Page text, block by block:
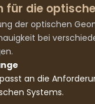
für die
der optischen
bei
an die
Systems.